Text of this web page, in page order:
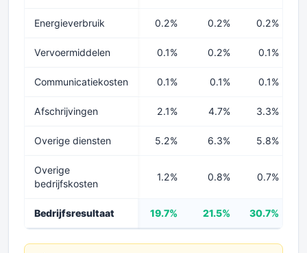
Energieverbruik 0.2% 0.2% 0.2%
Vervoermiddelen 0.1% 0.2% 0.1%
Communicatiekosten 0.1% 0.1% 0.1%
Afschrijvingen 2.1% 4.7% 3.3%
Overige diensten 5.2% 6.3% 5.8%
Overige
bedrijfskosten
1.2% 0.8% 0.7%
Bedrijfsresultaat 19.7% 21.5% 30.7%